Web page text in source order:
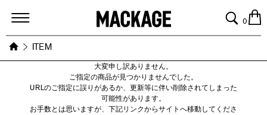
MACKAGE
0
ITEM
大変申し訳ありません。
ご指定の商品が見つかりませんでした。
URLのご指定に誤りがあるか、更新等に伴い削除されてしまった
可能性があります。
お手数とは思いますが、下記リンクからサイトへ移動してくださ